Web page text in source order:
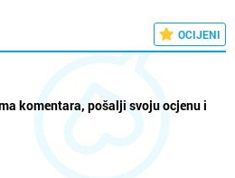
OCIJENI
komentara, pošalji svoju ocjenu i